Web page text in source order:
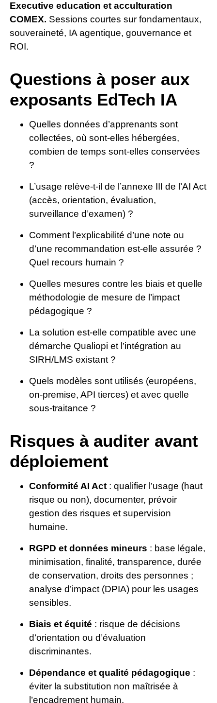
Executive education et acculturation
COMEX. Sessions courtes sur fondamentaux,
souveraineté, IA agentique, gouvernance et
ROI.
Questions à poser aux
exposants EdTech IA
Quelles données d’apprenants sont
collectées, où sont-elles hébergées,
combien de temps sont-elles conservées
?
L’usage relève-t-il de l’annexe III de l’AI Act
(accès, orientation, évaluation,
surveillance d’examen) ?
Comment l’explicabilité d’une note ou
d’une recommandation est-elle assurée ?
Quel recours humain ?
Quelles mesures contre les biais et quelle
méthodologie de mesure de l’impact
pédagogique ?
La solution est-elle compatible avec une
démarche Qualiopi et l’intégration au
SIRH/LMS existant ?
Quels modèles sont utilisés (européens,
on-premise, API tierces) et avec quelle
sous-traitance ?
Risques à auditer avant
déploiement
Conformité AI Act : qualifier l’usage (haut
risque ou non), documenter, prévoir
gestion des risques et supervision
humaine.
RGPD et données mineurs : base légale,
minimisation, finalité, transparence, durée
de conservation, droits des personnes ;
analyse d’impact (DPIA) pour les usages
sensibles.
Biais et équité : risque de décisions
d’orientation ou d’évaluation
discriminantes.
Dépendance et qualité pédagogique :
éviter la substitution non maîtrisée à
l’encadrement humain.